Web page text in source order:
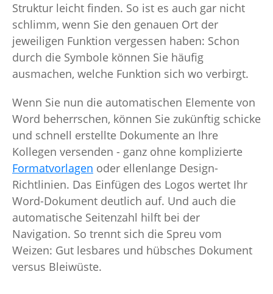
Struktur leicht finden. So ist es auch gar nicht
schlimm, wenn Sie den genauen Ort der
jeweiligen Funktion vergessen haben: Schon
durch die Symbole können Sie häufig
ausmachen, welche Funktion sich wo verbirgt.
Wenn Sie nun die automatischen Elemente von
Word beherrschen, können Sie zukünftig schicke
und schnell erstellte Dokumente an Ihre
Kollegen versenden - ganz ohne komplizierte
Formatvorlagen oder ellenlange Design-
Richtlinien. Das Einfügen des Logos wertet Ihr
Word-Dokument deutlich auf. Und auch die
automatische Seitenzahl hilft bei der
Navigation. So trennt sich die Spreu vom
Weizen: Gut lesbares und hübsches Dokument
versus Bleiwüste.